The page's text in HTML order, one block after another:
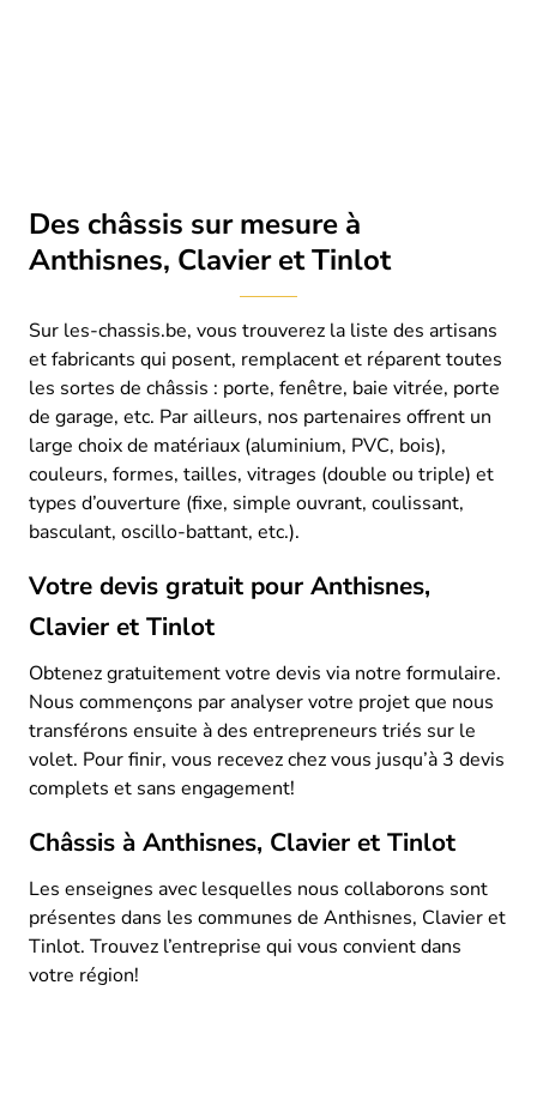
Des châssis sur mesure à
Anthisnes, Clavier et Tinlot
Sur les-chassis.be, vous trouverez la liste des artisans
et fabricants qui posent, remplacent et réparent toutes
les sortes de châssis : porte, fenêtre, baie vitrée, porte
de garage, etc. Par ailleurs, nos partenaires offrent un
large choix de matériaux (aluminium, PVC, bois),
couleurs, formes, tailles, vitrages (double ou triple) et
types d’ouverture (fixe, simple ouvrant, coulissant,
basculant, oscillo-battant, etc.).
Votre devis gratuit pour Anthisnes,
Clavier et Tinlot
Obtenez gratuitement votre devis via notre formulaire.
Nous commençons par analyser votre projet que nous
transférons ensuite à des entrepreneurs triés sur le
volet. Pour finir, vous recevez chez vous jusqu’à 3 devis
complets et sans engagement!
Châssis à Anthisnes, Clavier et Tinlot
Les enseignes avec lesquelles nous collaborons sont
présentes dans les communes de Anthisnes, Clavier et
Tinlot. Trouvez l’entreprise qui vous convient dans
votre région!